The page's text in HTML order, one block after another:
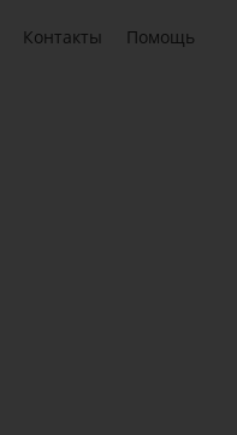
Контакты Помощь